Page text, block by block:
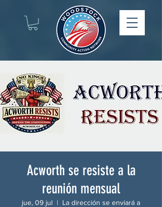
Acworth se resiste a la
reunión mensual
jue, 09 jul
  |
La dirección se enviará a